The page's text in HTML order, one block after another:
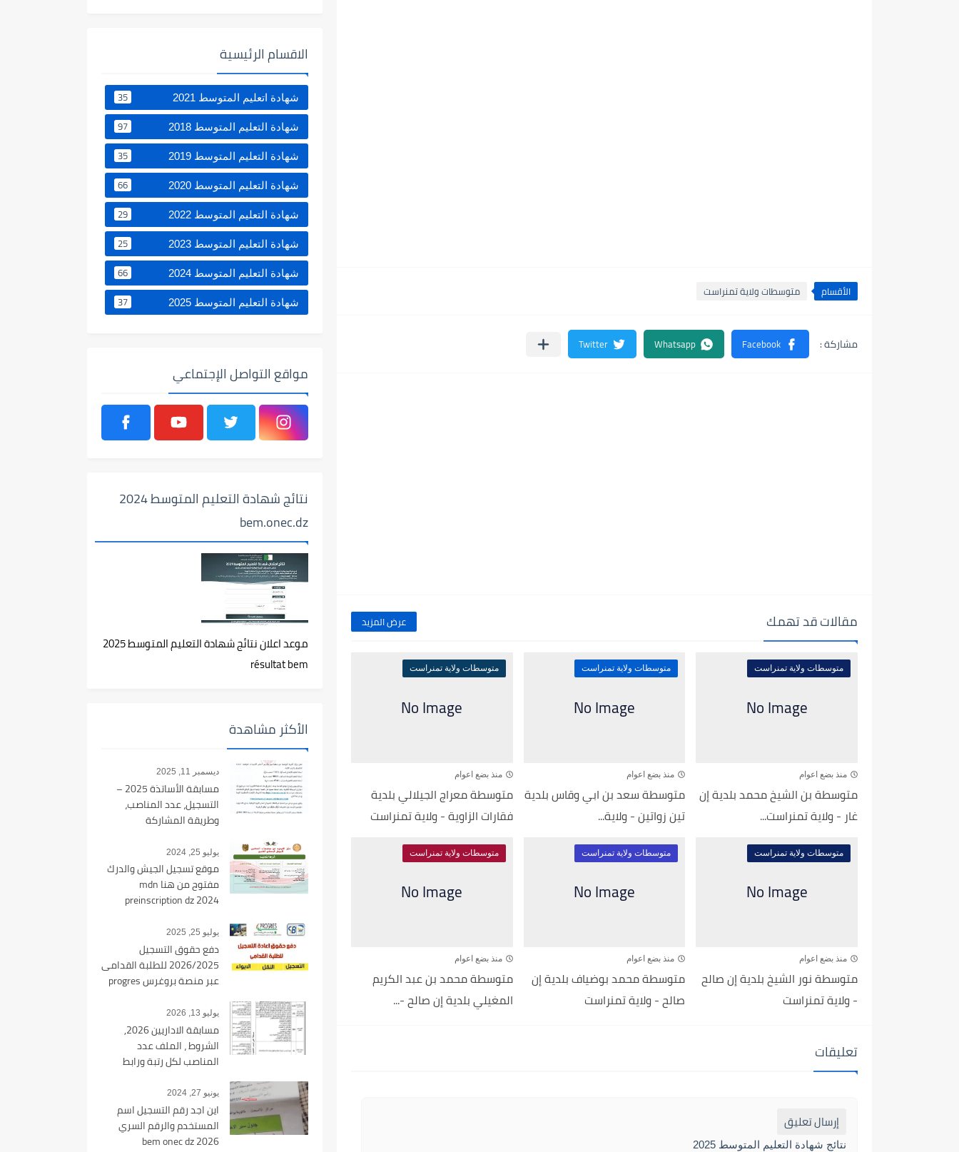
الأقسام متوسطات ولاية تمنراست
مقالات قد تهمك عرض المزيد
متوسطات ولاية تمنراست
منذ بضع اعوام
متوسطة بن الشيخ محمد بلدية إن
غار - ولاية تمنراست...
متوسطات ولاية تمنراست
منذ بضع اعوام
متوسطة سعد بن ابي وقاس بلدية
تين زواتين - ولاية...
متوسطات ولاية تمنراست
منذ بضع اعوام
متوسطة معراج الجيلالي بلدية
فقارات الزاوية - ولاية تمنراست
متوسطات ولاية تمنراست
منذ بضع اعوام
متوسطة نور الشيخ بلدية إن صالح
- ولاية تمنراست
متوسطات ولاية تمنراست
منذ بضع اعوام
متوسطة محمد بوضياف بلدية إن
صالح - ولاية تمنراست
متوسطات ولاية تمنراست
منذ بضع اعوام
متوسطة محمد بن عبد الكريم
المغيلي بلدية إن صالح -...
تعليقات
إرسال تعليق
نتائج شهادة التعليم المتوسط 2025
الاقسام الرئيسية
شهادة اتعليم المتوسط 2021 35
شهادة التعليم المتوسط 2018 97
شهادة التعليم المتوسط 2019 35
شهادة التعليم المتوسط 2020 66
شهادة التعليم المتوسط 2022 29
شهادة التعليم المتوسط 2023 25
شهادة التعليم المتوسط 2024 66
شهادة التعليم المتوسط 2025 37
مواقع التواصل الإجتماعي
نتائج شهادة التعليم المتوسط 2024
bem.onec.dz
موعد اعلان نتائج شهادة التعليم المتوسط 2025
résultat bem
الأكثر مشاهدة
ديسمبر 11, 2025
مسابقة الأساتذة 2025 –
التسجيل، عدد المناصب،
وطريقة المشاركة
يوليو 25, 2024
موقع تسجيل الجيش والدرك
مفتوح من هنا mdn
preinscription dz 2024
يوليو 25, 2025
دفع حقوق التسجيل
2026/2025 للطلبة القدامى
عبر منصة بروغرس progres
يوليو 13, 2026
مسابقة الاداريين 2026,
الشروط ، الملف عدد
المناصب لكل رتبة ورابط
يونيو 27, 2024
اين اجد رقم التسجيل اسم
المستخدم والرقم السري
bem onec dz 2026